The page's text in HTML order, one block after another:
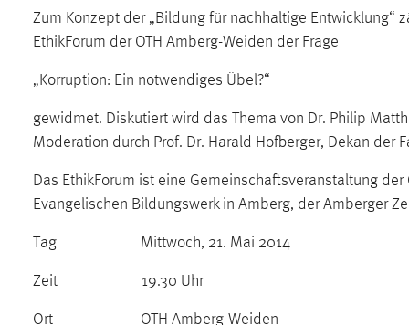
Zum Konzept der „Bildung für nachhaltige Entwicklung“
EthikForum der OTH Amberg-Weiden der Frage
„Korruption: Ein notwendiges Übel?“
gewidmet. Diskutiert wird das Thema von Dr. Philip
Moderation durch Prof. Dr. Harald Hofberger, Dekan der
Das EthikForum ist eine Gemeinschaftsveranstaltung
Evangelischen Bildungswerk in Amberg, der Amberger
Tag Mittwoch, 21. Mai 2014
Zeit 19.30 Uhr
Ort OTH Amberg-Weiden
Einverständnis
Name: cookie_consent
Zweck:
Dieser Cookie speichert die
ausgewählten Einverständnis-Optionen
Cookie Laufzeit:
Performance
staticfilecache
Für performante Seitenauslieferung wird